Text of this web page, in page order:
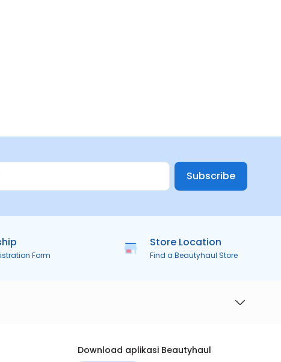
Subscribe
Form
Store Location
Find a Beautyhaul Store
Download aplikasi Beautyhaul